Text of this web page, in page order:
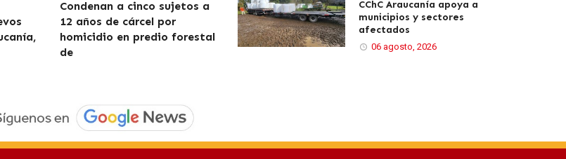
Condenan a cinco sujetos a
12 años de cárcel por
homicidio en predio forestal
de
CChC Araucanía apoya a
municipios y sectores
afectados
06 agosto, 2026